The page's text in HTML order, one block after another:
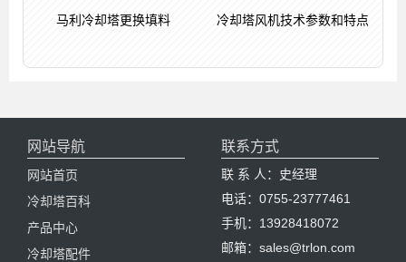
马利冷却塔更换填料 冷却塔风机技术参数和特点
网站导航
网站首页
冷却塔百科
产品中心
冷却塔配件
联系方式
联 系 人：史经理
电话：0755-23777461
手机：13928418072
邮箱：sales@trlon.com